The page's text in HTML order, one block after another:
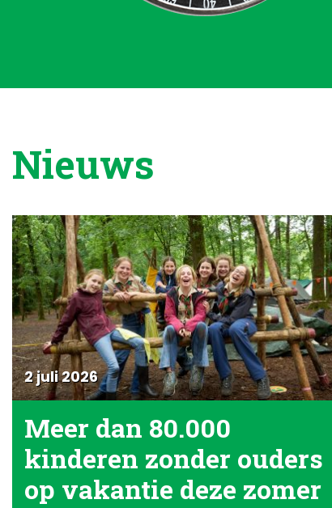
Nieuws
2 juli 2026
Meer dan 80.000
kinderen zonder ouders
op vakantie deze zomer